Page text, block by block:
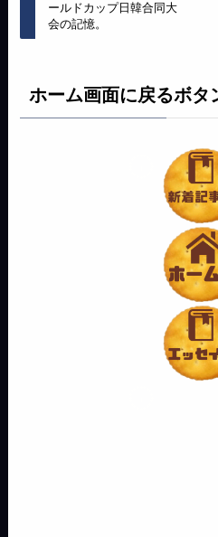
ールドカップ日韓合同大
会の記憶。
ホーム画面に戻るボタ